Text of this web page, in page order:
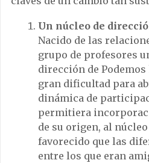
Un núcleo de
Nacido de las
grupo de profesores
dirección de
gran dificultad para
dinámica de
permitiera
de su origen, al
favorecido que las
entre los que eran